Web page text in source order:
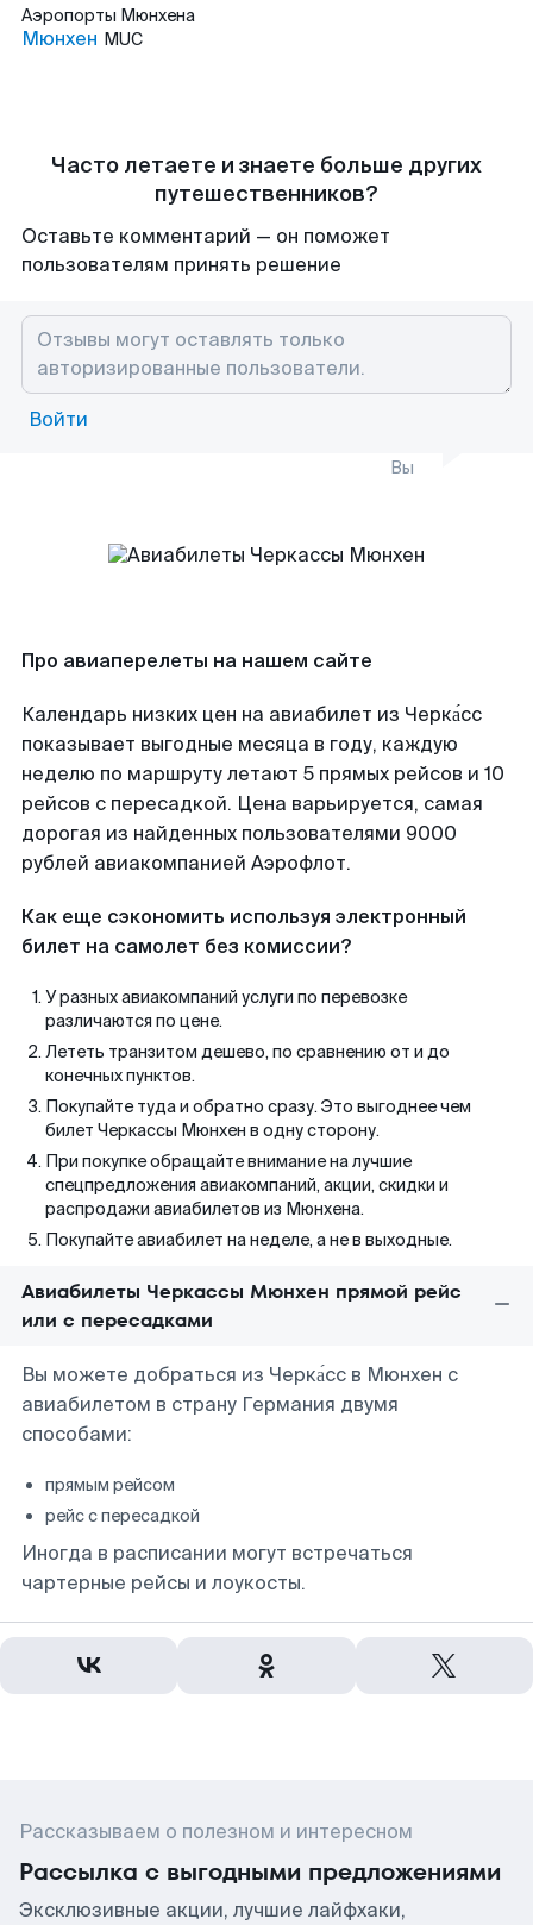
Аэропорты Мюнхена
Мюнхен MUC
Часто летаете и знаете больше других
путешественников?
Оставьте комментарий — он поможет
пользователям принять решение
Войти
Вы
Про авиаперелеты на нашем сайте
Календарь низких цен на авиабилет из Черка́сс
показывает выгодные месяца в году, каждую
неделю по маршруту летают 5 прямых рейсов и 10
рейсов с пересадкой. Цена варьируется, самая
дорогая из найденных пользователями 9000
рублей авиакомпанией Аэрофлот.
Как еще сэкономить используя электронный
билет на самолет без комиссии?
У разных авиакомпаний услуги по перевозке
различаются по цене.
Лететь транзитом дешево, по сравнению от и до
конечных пунктов.
Покупайте туда и обратно сразу. Это выгоднее чем
билет Черкассы Мюнхен в одну сторону.
При покупке обращайте внимание на лучшие
спецпредложения авиакомпаний, акции, скидки и
распродажи авиабилетов из Мюнхена.
Покупайте авиабилет на неделе, а не в выходные.
Авиабилеты Черкассы Мюнхен прямой рейс
или с пересадками
Вы можете добраться из Черка́сс в Мюнхен с
авиабилетом в страну Германия двумя
способами:
прямым рейсом
рейс с пересадкой
Иногда в расписании могут встречаться
чартерные рейсы и лоукосты.
Рассказываем о полезном и интересном
Рассылка с выгодными предложениями
Эксклюзивные акции, лучшие лайфхаки,